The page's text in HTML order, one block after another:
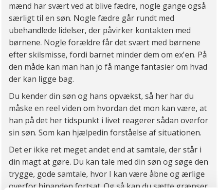
mænd har svært ved at blive fædre, nogle gange også
særligt til en søn. Nogle fædre går rundt med
ubehandlede lidelser, der påvirker kontakten med
børnene. Nogle forældre får det svært med børnene
efter skilsmisse, fordi barnet minder dem om ex'en. På
den måde kan man han jo få mange fantasier om hvad
der kan ligge bag.
Du kender din søn og hans opvækst, så her har du
måske en reel viden om hvordan det mon kan være, at
han på det her tidspunkt i livet reagerer sådan overfor
sin søn. Som kan hjælpedin forståelse af situationen.
Det er ikke ret meget andet end at samtale, der står i
din magt at gøre. Du kan tale med din søn og søge den
trygge, gode samtale, hvor I kan være åbne og ærlige
overfor hinanden fortsat. Og så kan du sætte grænser